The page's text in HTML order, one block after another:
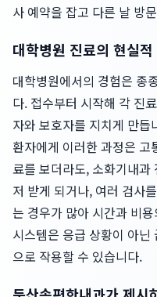
사 예약을 잡고 다른 날 방
대학병원 진료의 현실
대학병원에서의 경험은 종
다. 접수부터 시작해 각 진
자와 보호자를 지치게 만
환자에게 이러한 과정은 고
료를 보더라도, 소화기내과
저 받게 되거나, 여러 검사
는 경우가 많아 시간과 비
시스템은 응급 상황이 아
으로 작용할 수 있습니다.